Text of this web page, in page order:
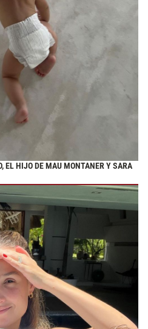
EL HIJO DE MAU MONTANER Y SARA